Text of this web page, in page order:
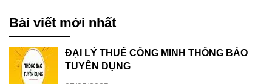
Bài viết mới nhất
ĐẠI LÝ THUẾ CÔNG MINH THÔNG BÁO
TUYỂN DỤNG